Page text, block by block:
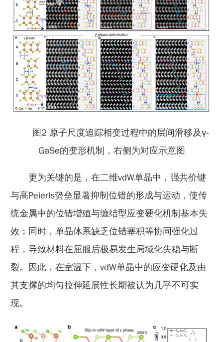
图2 原子尺度追踪相变过程中的层间滑移及γ-
GaSe的变形机制，右侧为对应示意图
更为关键的是，在二维vdW单晶中，强共价键
与高Peierls势垒显著抑制位错的形成与运动，使传
统金属中的位错增殖与缠结型应变硬化机制基本失
效；同时，单晶体系缺乏位错塞积等协同强化过
程，导致材料在屈服后极易发生局域化失稳与断
裂。因此，在室温下，vdW单晶中的应变硬化及由
其支撑的均匀拉伸延展性长期被认为几乎不可实
现。